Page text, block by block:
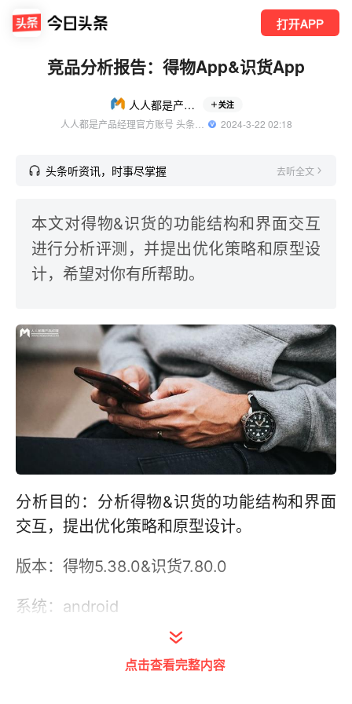
打开APP
竞品分析报告：得物App&识货App
人人都是产品经理 关注
  2024-3-22 02:18
头条听资讯，时事尽掌握 去听全文
本文对得物&识货的功能结构和界面交互
进行分析评测，并提出优化策略和原型设
计，希望对你有所帮助。
分析目的：分析得物&识货的功能结构和界面
交互，提出优化策略和原型设计。
版本：得物5.38.0&识货7.80.0
系统：android
点击查看完整内容